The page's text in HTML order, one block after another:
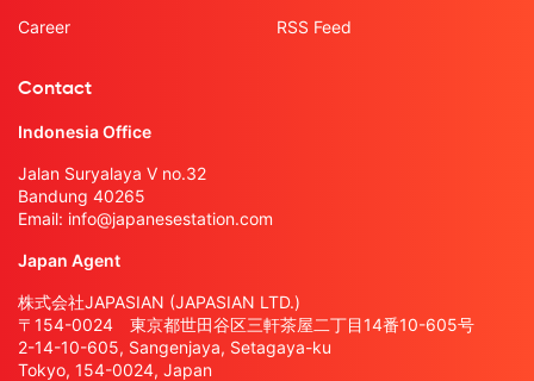
Career
RSS Feed
Contact
Indonesia Office
Jalan Suryalaya V no.32
Bandung 40265
Email: info@japanesestation.com
Japan Agent
株式会社JAPASIAN (JAPASIAN LTD.)
〒154-0024 東京都世田谷区三軒茶屋二丁目14番10-605号
2-14-10-605, Sangenjaya, Setagaya-ku
Tokyo, 154-0024, Japan